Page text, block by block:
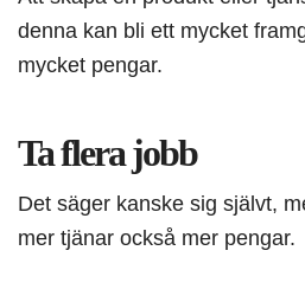
denna kan bli ett mycket
mycket pengar.
Ta flera jobb
Det säger kanske sig självt,
mer tjänar också mer pengar.